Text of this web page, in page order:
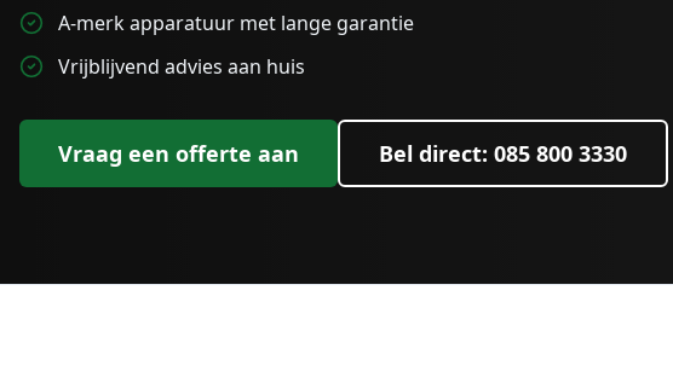
A-merk apparatuur met lange garantie
Vrijblijvend advies aan huis
Vraag een offerte aan Bel direct: 085 800 3330